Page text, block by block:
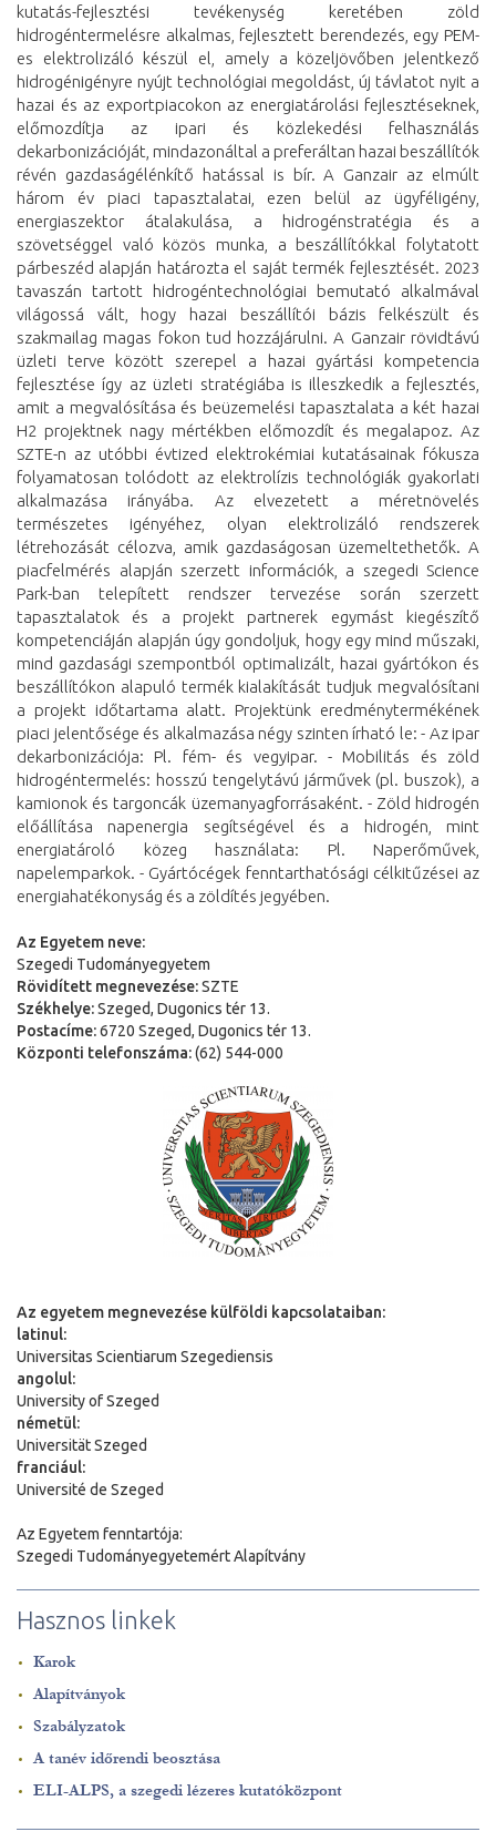
kutatás-fejlesztési tevékenység keretében zöld
hidrogéntermelésre alkalmas, fejlesztett berendezés, egy PEM-
es elektrolizáló készül el, amely a közeljövőben jelentkező
hidrogénigényre nyújt technológiai megoldást, új távlatot nyit a
hazai és az exportpiacokon az energiatárolási fejlesztéseknek,
előmozdítja az ipari és közlekedési felhasználás
dekarbonizációját, mindazonáltal a preferáltan hazai beszállítók
révén gazdaságélénkítő hatással is bír. A Ganzair az elmúlt
három év piaci tapasztalatai, ezen belül az ügyféligény,
energiaszektor átalakulása, a hidrogénstratégia és a
szövetséggel való közös munka, a beszállítókkal folytatott
párbeszéd alapján határozta el saját termék fejlesztését. 2023
tavaszán tartott hidrogéntechnológiai bemutató alkalmával
világossá vált, hogy hazai beszállítói bázis felkészült és
szakmailag magas fokon tud hozzájárulni. A Ganzair rövidtávú
üzleti terve között szerepel a hazai gyártási kompetencia
fejlesztése így az üzleti stratégiába is illeszkedik a fejlesztés,
amit a megvalósítása és beüzemelési tapasztalata a két hazai
H2 projektnek nagy mértékben előmozdít és megalapoz. Az
SZTE-n az utóbbi évtized elektrokémiai kutatásainak fókusza
folyamatosan tolódott az elektrolízis technológiák gyakorlati
alkalmazása irányába. Az elvezetett a méretnövelés
természetes igényéhez, olyan elektrolizáló rendszerek
létrehozását célozva, amik gazdaságosan üzemeltethetők. A
piacfelmérés alapján szerzett információk, a szegedi Science
Park-ban telepített rendszer tervezése során szerzett
tapasztalatok és a projekt partnerek egymást kiegészítő
kompetenciáján alapján úgy gondoljuk, hogy egy mind műszaki,
mind gazdasági szempontból optimalizált, hazai gyártókon és
beszállítókon alapuló termék kialakítását tudjuk megvalósítani
a projekt időtartama alatt. Projektünk eredménytermékének
piaci jelentősége és alkalmazása négy szinten írható le: - Az ipar
dekarbonizációja: Pl. fém- és vegyipar. - Mobilitás és zöld
hidrogéntermelés: hosszú tengelytávú járművek (pl. buszok), a
kamionok és targoncák üzemanyagforrásaként. - Zöld hidrogén
előállítása napenergia segítségével és a hidrogén, mint
energiatároló közeg használata: Pl. Naperőművek,
napelemparkok. - Gyártócégek fenntarthatósági célkitűzései az
energiahatékonyság és a zöldítés jegyében.
Az Egyetem neve:
Szegedi Tudományegyetem
Rövidített megnevezése:SZTE
Székhelye:Szeged, Dugonics tér 13.
Postacíme:6720 Szeged, Dugonics tér 13.
Központi telefonszáma:(62) 544-000
Az egyetem megnevezése külföldi kapcsolataiban:
latinul:
Universitas Scientiarum Szegediensis
angolul:
University of Szeged
németül:
Universität Szeged
franciául:
Université de Szeged
Az Egyetem fenntartója:
Szegedi Tudományegyetemért Alapítvány
Hasznos linkek
Karok
Alapítványok
Szabályzatok
A tanév időrendi beosztása
ELI-ALPS, a szegedi lézeres kutatóközpont